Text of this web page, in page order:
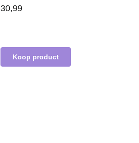
30,99
Koop product